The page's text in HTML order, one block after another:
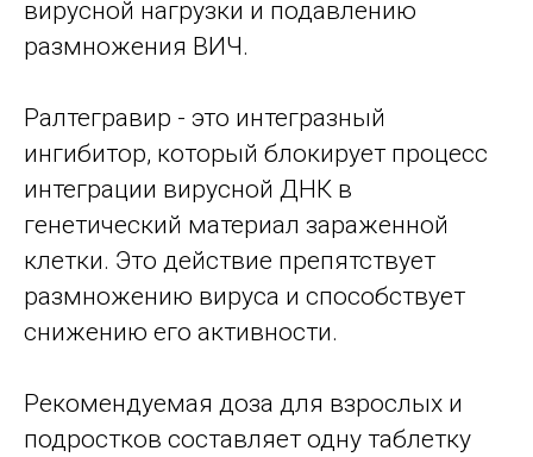
вирусной нагрузки и подавлению
размножения ВИЧ.
Ралтегравир - это интегразный
ингибитор, который блокирует процесс
интеграции вирусной ДНК в
генетический материал зараженной
клетки. Это действие препятствует
размножению вируса и способствует
снижению его активности.
Рекомендуемая доза для взрослых и
подростков составляет одну таблетку